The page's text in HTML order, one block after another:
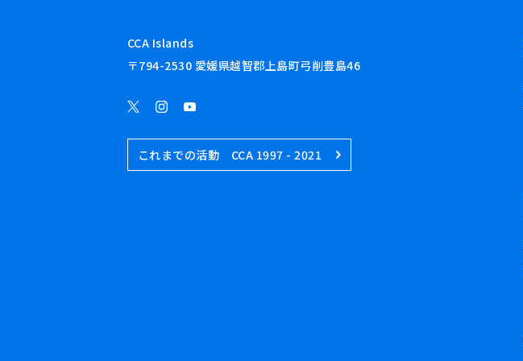
CCA Islands
〒794-2530 愛媛県越智郡上島町弓削豊島46
これまでの活動 CCA 1997 - 2021